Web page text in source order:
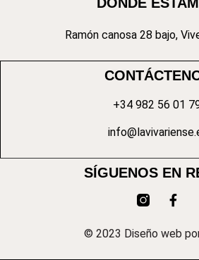
Ramón canosa 28 bajo,
+34 982 56 01
SÍGUENOS EN
© 2023 Diseño web